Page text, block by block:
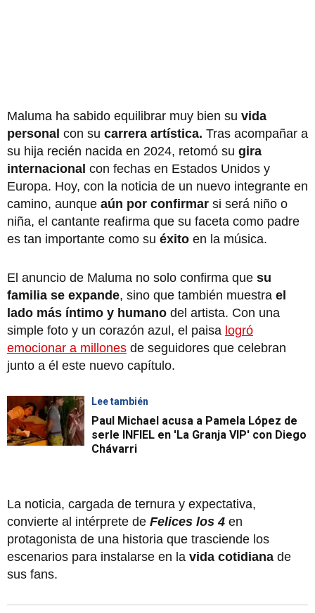
Maluma ha sabido equilibrar muy bien su vida
personal con su carrera artística. Tras acompañar a
su hija recién nacida en 2024, retomó su gira
internacional con fechas en Estados Unidos y
Europa. Hoy, con la noticia de un nuevo integrante en
camino, aunque aún por confirmar si será niño o
niña, el cantante reafirma que su faceta como padre
es tan importante como su éxito en la música.
El anuncio de Maluma no solo confirma que su
familia se expande, sino que también muestra el
lado más íntimo y humano del artista. Con una
simple foto y un corazón azul, el paisa logró
emocionar a millones de seguidores que celebran
junto a él este nuevo capítulo.
Lee también
Paul Michael acusa a Pamela López de
serle INFIEL en 'La Granja VIP' con Diego
Chávarri
La noticia, cargada de ternura y expectativa,
convierte al intérprete de Felices los 4 en
protagonista de una historia que trasciende los
escenarios para instalarse en la vida cotidiana de
sus fans.